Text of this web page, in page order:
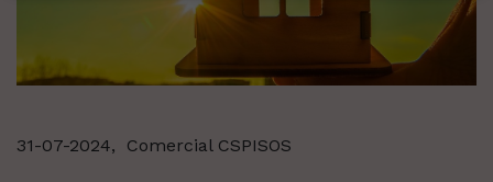
31-07-2024, Comercial CSPISOS